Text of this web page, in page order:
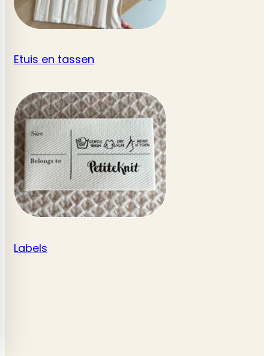
Etuis en tassen
Labels